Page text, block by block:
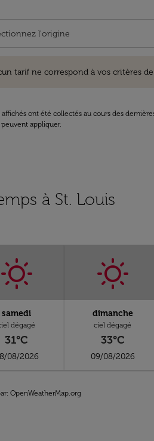
tarif ne correspond à vos critères
affichés ont été collectés au cours des
appliquer.
à St. Louis
samedi
dégagé
31°C
08/2026
dimanche
ciel dégagé
33°C
09/08/2026
: OpenWeatherMap.org